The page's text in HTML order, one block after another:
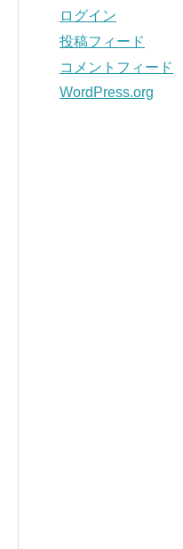
ログイン
投稿フィード
コメントフィード
WordPress.org